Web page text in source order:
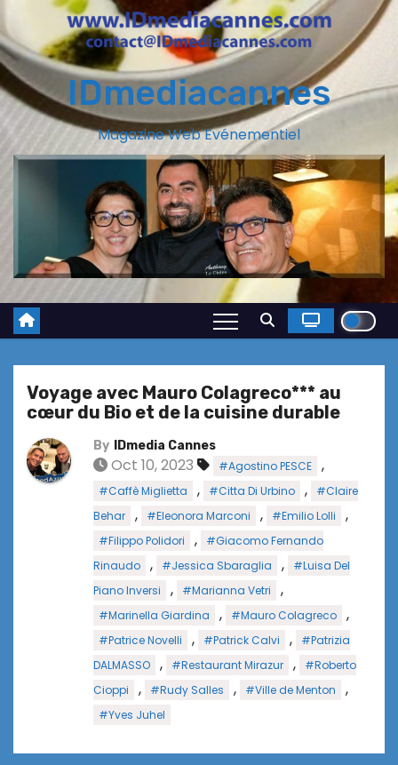
IDmediacannes
Magazine Web Evénementiel
Voyage avec Mauro Colagreco*** au
cœur du Bio et de la cuisine durable
By IDmedia Cannes
Oct 10, 2023 #Agostino PESCE ,
#Caffè Miglietta , #Citta Di Urbino ,
#Claire
Behar
, #Eleonora Marconi , #Emilio Lolli ,
#Filippo Polidori ,
#Giacomo Fernando
Rinaudo
, #Jessica Sbaraglia ,
#Luisa Del
Piano Inversi
, #Marianna Vetri ,
#Marinella Giardina , #Mauro Colagreco ,
#Patrice Novelli , #Patrick Calvi ,
#Patrizia
DALMASSO
, #Restaurant Mirazur ,
#Roberto
Cioppi
, #Rudy Salles , #Ville de Menton ,
#Yves Juhel